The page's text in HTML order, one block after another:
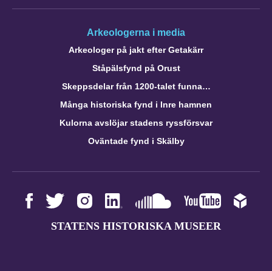
Arkeologerna i media
Arkeologer på jakt efter Getakärr
Ståpälsfynd på Orust
Skeppsdelar från 1200-talet funna…
Många historiska fynd i Inre hamnen
Kulorna avslöjar stadens ryssförsvar
Oväntade fynd i Skälby
STATENS HISTORISKA MUSEER